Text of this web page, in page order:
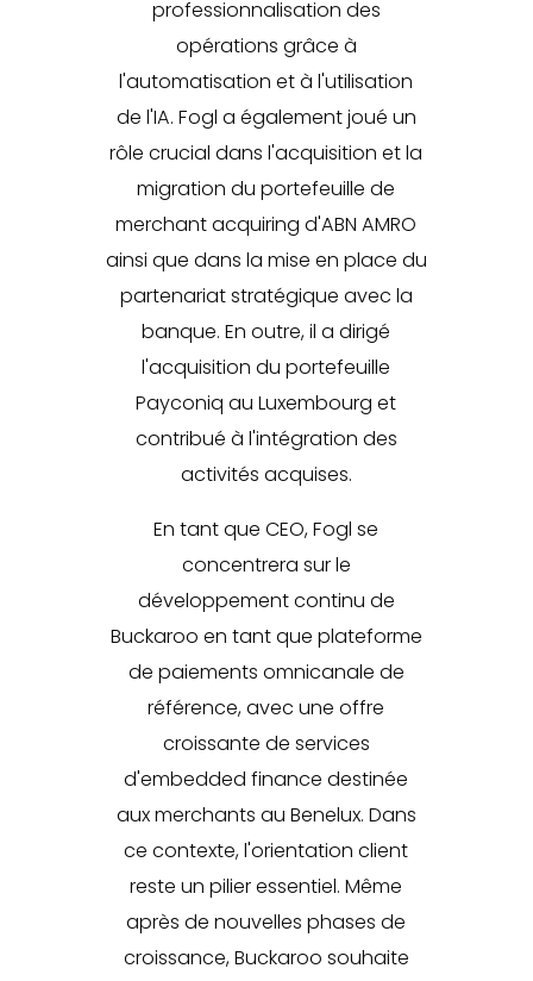
professionnalisation des
opérations grâce à
l'automatisation et à l'utilisation
de l'IA. Fogl a également joué un
rôle crucial dans l'acquisition et la
migration du portefeuille de
merchant acquiring d'ABN AMRO
ainsi que dans la mise en place du
partenariat stratégique avec la
banque. En outre, il a dirigé
l'acquisition du portefeuille
Payconiq au Luxembourg et
contribué à l'intégration des
activités acquises.
En tant que CEO, Fogl se
concentrera sur le
développement continu de
Buckaroo en tant que plateforme
de paiements omnicanale de
référence, avec une offre
croissante de services
d'embedded finance destinée
aux merchants au Benelux. Dans
ce contexte, l'orientation client
reste un pilier essentiel. Même
après de nouvelles phases de
croissance, Buckaroo souhaite